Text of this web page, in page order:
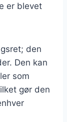
er blevet
den
Den kan
som
gør den